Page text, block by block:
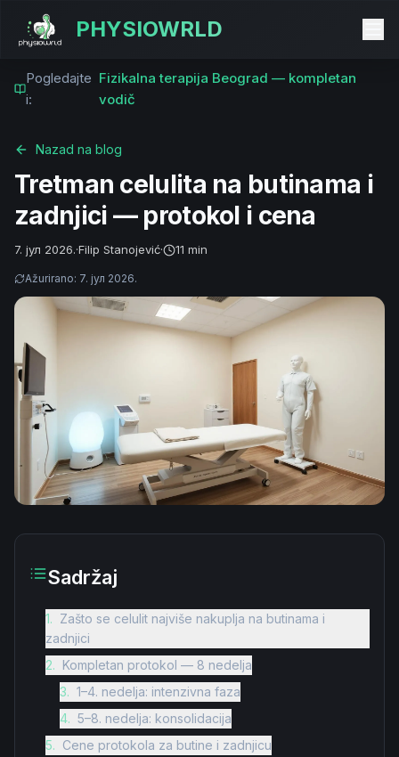
PHYSIOWRLD
Pogledajte
i:
Fizikalna terapija Beograd — kompletan
vodič
Nazad na blog
Tretman celulita na butinama i
zadnjici — protokol i cena
7. јул 2026.·Filip Stanojević· 11 min
Ažurirano: 7. јул 2026.
Sadržaj
1. Zašto se celulit najviše nakuplja na butinama i
zadnjici
2. Kompletan protokol — 8 nedelja
3. 1–4. nedelja: intenzivna faza
4. 5–8. nedelja: konsolidacija
5. Cene protokola za butine i zadnjicu